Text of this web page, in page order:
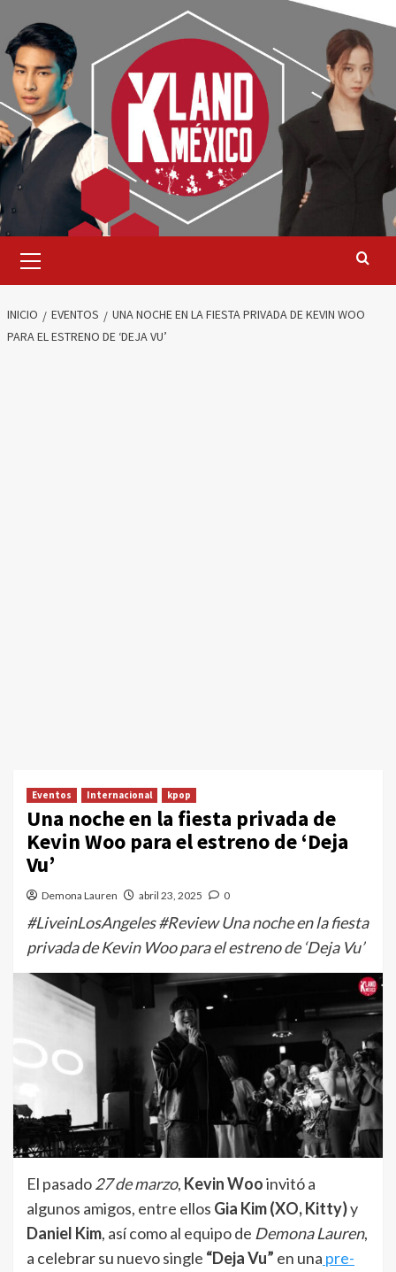
contenido
primario
INICIO EVENTOS
UNA NOCHE EN LA FIESTA PRIVADA DE KEVIN WOO
PARA EL ESTRENO DE ‘DEJA VU’
Eventos Internacional kpop
Una noche en la fiesta privada de
Kevin Woo para el estreno de ‘Deja
Vu’
Demona Lauren abril 23, 2025 0
#LiveinLosAngeles #Review Una noche en la fiesta
privada de Kevin Woo para el estreno de ‘Deja Vu’
El pasado27 de marzo, Kevin Wooinvitó a
algunos amigos, entre ellos Gia Kim (XO, Kitty)y
Daniel Kim, así como al equipo de Demona Lauren,
a celebrar su nuevo single “Deja Vu” en una pre-